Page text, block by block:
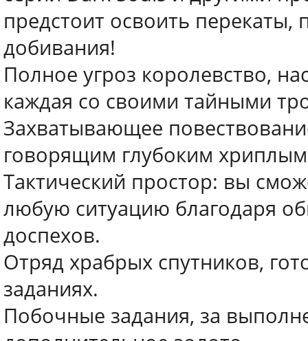
предстоит освоить
добивания!
Полное угроз королевство,
каждая со своими тайными
Захватывающее
говорящим глубоким
Тактический простор: вы
любую ситуацию благодаря
доспехов.
Отряд храбрых спутников,
заданиях.
Побочные задания, за